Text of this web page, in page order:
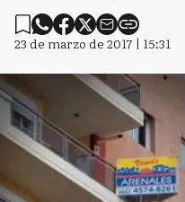
23 de marzo de 2017 | 15:31